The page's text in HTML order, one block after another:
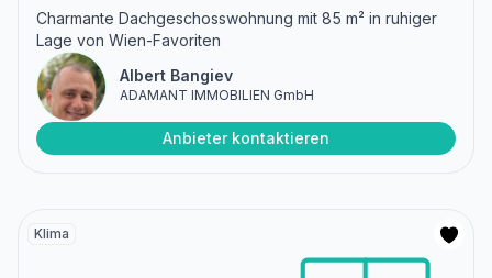
Charmante Dachgeschosswohnung mit 85 m² in ruhiger
Lage von Wien-Favoriten
Albert Bangiev
ADAMANT IMMOBILIEN GmbH
Anbieter kontaktieren
Klima